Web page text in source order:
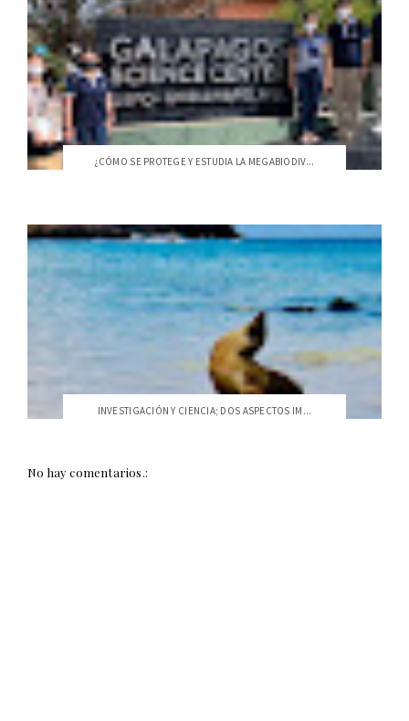
¿CÓMO SE PROTEGE Y ESTUDIA LA MEGABIODIV...
INVESTIGACIÓN Y CIENCIA; DOS ASPECTOS IM...
No hay comentarios.: